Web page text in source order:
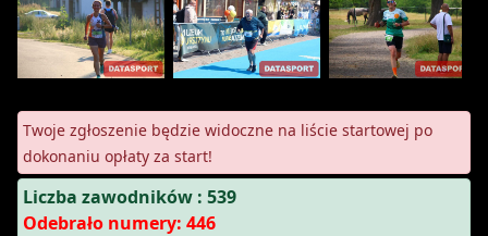
Twoje zgłoszenie będzie widoczne na liście startowej po
dokonaniu opłaty za start!
Liczba zawodników : 539
Odebrało numery: 446